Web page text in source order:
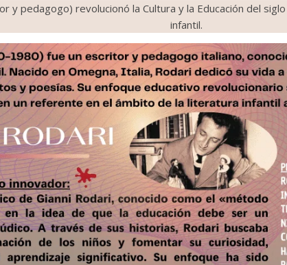
y pedagogo) revolucionó la Cultura y la Educación del
infantil.